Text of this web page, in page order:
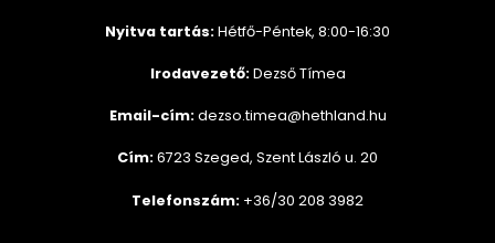
Nyitva tartás:Hétfő-Péntek, 8:00-16:30
Irodavezető:Dezső Tímea
Email-cím: dezso.timea@hethland.hu
Cím:6723 Szeged, Szent László u. 20
Telefonszám: +36/30 208 3982